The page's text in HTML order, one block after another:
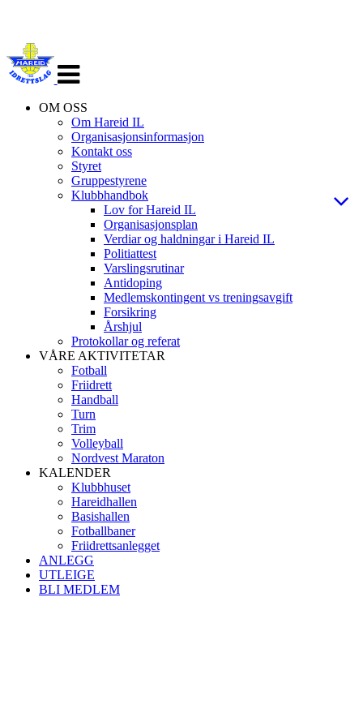
navigasjon
OM OSS
Om Hareid IL
Organisasjonsinformasjon
Kontakt oss
Styret
Gruppestyrene
Klubbhandbok
Lov for Hareid IL
Organisasjonsplan
Verdiar og haldningar i Hareid IL
Politiattest
Varslingsrutinar
Antidoping
Medlemskontingent vs treningsavgift
Forsikring
Årshjul
Protokollar og referat
VÅRE AKTIVITETAR
Fotball
Friidrett
Handball
Turn
Trim
Volleyball
Nordvest Maraton
KALENDER
Klubbhuset
Hareidhallen
Basishallen
Fotballbaner
Friidrettsanlegget
ANLEGG
UTLEIGE
BLI MEDLEM